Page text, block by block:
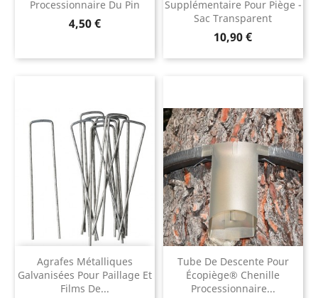
Processionnaire Du Pin
Prix
4,50 €
Supplémentaire Pour Piège -
Sac Transparent
Prix
10,90 €
Agrafes Métalliques
Galvanisées Pour Paillage Et
Films De...
Tube De Descente Pour
Écopiège® Chenille
Processionnaire...